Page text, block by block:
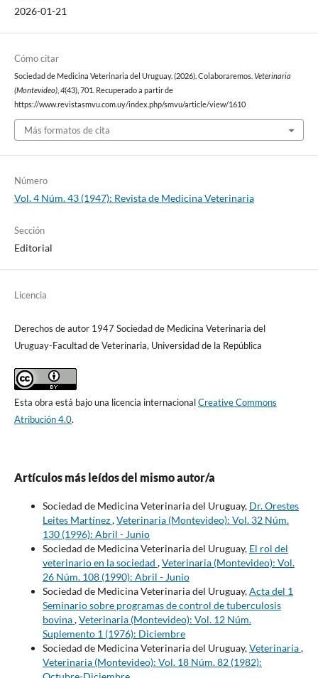
2026-01-21
Cómo citar
Sociedad de Medicina Veterinaria del Uruguay. (2026). Colaboraremos. Veterinaria
(Montevideo), 4(43), 701. Recuperado a partir de
https://www.revistasmvu.com.uy/index.php/smvu/article/view/1610
Más formatos de cita
Número
Vol. 4 Núm. 43 (1947): Revista de Medicina Veterinaria
Sección
Editorial
Licencia
Derechos de autor 1947 Sociedad de Medicina Veterinaria del
Uruguay-Facultad de Veterinaria, Universidad de la República
Esta obra está bajo una licencia internacionalCreative Commons
Atribución 4.0.
Artículos más leídos del mismo autor/a
Sociedad de Medicina Veterinaria del Uruguay, Dr. Orestes
Leites Martínez,Veterinaria (Montevideo): Vol. 32 Núm.
130 (1996): Abril - Junio
Sociedad de Medicina Veterinaria del Uruguay, El rol del
veterinario en la sociedad ,Veterinaria (Montevideo): Vol.
26 Núm. 108 (1990): Abril - Junio
Sociedad de Medicina Veterinaria del Uruguay,Acta del 1
Seminario sobre programas de control de tuberculosis
bovina,Veterinaria (Montevideo): Vol. 12 Núm.
Suplemento 1 (1976): Diciembre
Sociedad de Medicina Veterinaria del Uruguay,Veterinaria,
Veterinaria (Montevideo): Vol. 18 Núm. 82 (1982):